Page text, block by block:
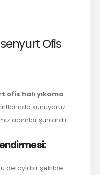
Ofis
ofis halı yıkama
sunuyoruz.
adımlar şunlardır:
detaylı bir şekilde